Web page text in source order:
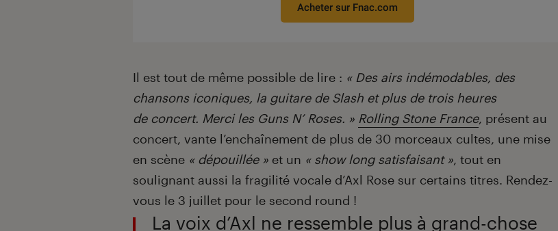
Acheter sur Fnac.com
Il est tout de même possible de lire : « Des airs indémodables, des
chansons iconiques, la guitare de Slash et plus de trois heures
de concert. Merci les Guns N’ Roses. » Rolling Stone France, présent au
concert, vante l’enchaînement de plus de 30 morceaux cultes, une mise
en scène « dépouillée » et un « show long satisfaisant », tout en
soulignant aussi la fragilité vocale d’Axl Rose sur certains titres. Rendez-
vous le 3 juillet pour le second round !
La voix d’Axl ne ressemble plus à grand-chose